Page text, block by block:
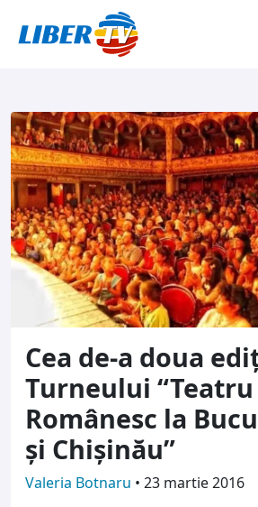
Cea de-a doua
Turneului “Teatru
Românesc la
şi Chişinău”
Valeria Botnaru • 23 martie 2016